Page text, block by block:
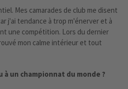
Mes camarades de club me disent
j'ai tendance à trop m'énerver et à
une compétition. Lors du dernier
mon calme intérieur et tout
un championnat du monde ?